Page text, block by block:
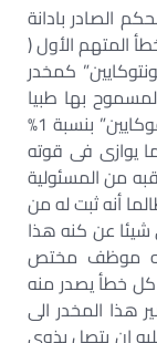
الصادر بادانة
المتهم الأول (
كمخدر
المسموح بها طبيا
وهى 1/800 ومن أنه طلب اليه تحضير ” نوفوكايين” بنسبة 1%
يوازى فى قوته
1000 أو 1/800 ولا يعقبه من المسئولية
طلب منه تحضيره بنسبة 1% طالما أنه ثبت له من
شيئا عن كنه هذا
موظف مختص
كل خطأ يصدر منه
هذا المخدر الى
ان يتصل بذوى